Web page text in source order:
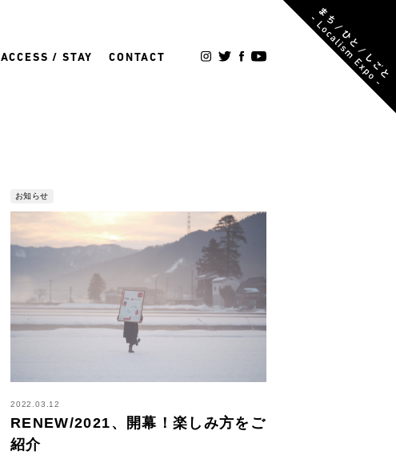
ACCESS / STAY CONTACT
お知らせ
2022.03.12
RENEW/2021、開幕！楽しみ方をご
紹介